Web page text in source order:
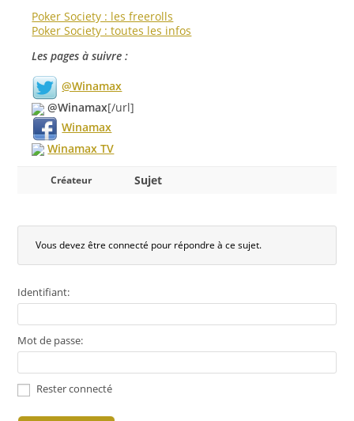
Poker Society : les freerolls
Poker Society : toutes les infos
Les pages à suivre :
@Winamax
@Winamax[/url]
Winamax
Winamax TV
Créateur Sujet
Vous devez être connecté pour répondre à ce sujet.
Identifiant:
Mot de passe:
Rester connecté